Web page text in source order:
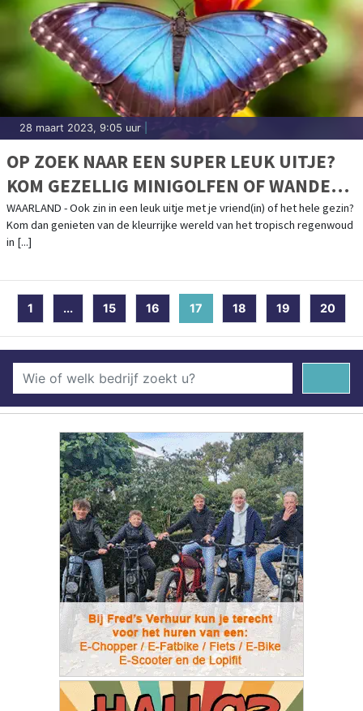
28 maart 2023, 9:05 uur
OP ZOEK NAAR EEN SUPER LEUK UITJE?
KOM GEZELLIG MINIGOLFEN OF WANDEL
TUSSEN DE MOOISTE VLINDERS !
WAARLAND - Ook zin in een leuk uitje met je vriend(in) of het hele gezin?
Kom dan genieten van de kleurrijke wereld van het tropisch regenwoud
in [...]
1 ... 15 16 17 (current)
18 19 20